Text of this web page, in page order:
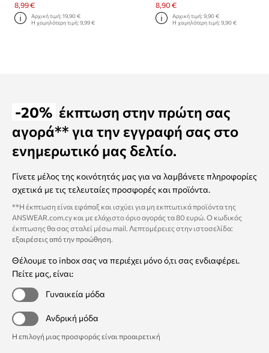
8,99 €
Αρχική τιμή:19,90 €
Η χαμηλότερη τιμή:9,99 €
8,90 €
Αρχική τιμή: 9,90 €
Η χαμηλότερη τιμή: 9,90 €
-20% έκπτωση στην πρώτη σας
αγορά** για την εγγραφή σας στο
ενημερωτικό μας δελτίο.
Γίνετε μέλος της κοινότητάς μας για να λαμβάνετε πληροφορίες
σχετικά με τις τελευταίες προσφορές και προϊόντα.
**Η έκπτωση είναι εφάπαξ και ισχύει για μη εκπτωτικά προϊόντα της
ANSWEAR.com.cy και με ελάχιστο όριο αγοράς τα 80 ευρώ. Ο κωδικός
έκπτωσης θα σας σταλεί μέσω mail. Λεπτομέρειες στην ιστοσελίδα:
εξαιρέσεις από την προώθηση.
Θέλουμε το inbox σας να περιέχει μόνο ό,τι σας ενδιαφέρει.
Πείτε μας, είναι:
Γυναικεία μόδα
Ανδρική μόδα
Η επιλογή μιας προσφοράς είναι προαιρετική